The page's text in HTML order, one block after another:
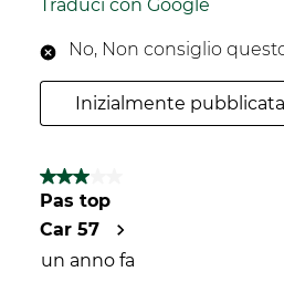
Traduci con Google
No, Non consiglio
Inizialmente
3 su 5 stelle.
Pas top
Car 57
un anno fa